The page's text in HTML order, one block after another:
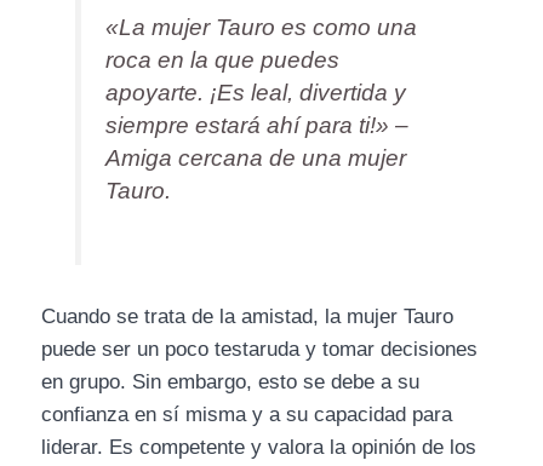
«La mujer Tauro es como una
roca en la que puedes
apoyarte. ¡Es leal, divertida y
siempre estará ahí para ti!» –
Amiga cercana de una mujer
Tauro.
Cuando se trata de la amistad, la mujer Tauro
puede ser un poco testaruda y tomar decisiones
en grupo. Sin embargo, esto se debe a su
confianza en sí misma y a su capacidad para
liderar. Es competente y valora la opinión de los